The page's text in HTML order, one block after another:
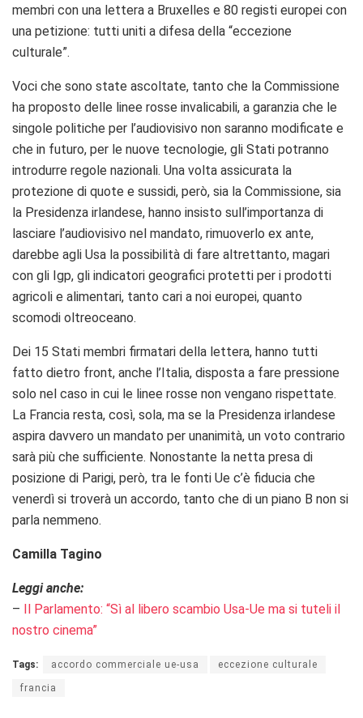
membri con una lettera a Bruxelles e 80 registi europei con
una petizione: tutti uniti a difesa della “eccezione
culturale”.
Voci che sono state ascoltate, tanto che la Commissione
ha proposto delle linee rosse invalicabili, a garanzia che le
singole politiche per l’audiovisivo non saranno modificate e
che in futuro, per le nuove tecnologie, gli Stati potranno
introdurre regole nazionali. Una volta assicurata la
protezione di quote e sussidi, però, sia la Commissione, sia
la Presidenza irlandese, hanno insisto sull’importanza di
lasciare l’audiovisivo nel mandato, rimuoverlo ex ante,
darebbe agli Usa la possibilità di fare altrettanto, magari
con gli Igp, gli indicatori geografici protetti per i prodotti
agricoli e alimentari, tanto cari a noi europei, quanto
scomodi oltreoceano.
Dei 15 Stati membri firmatari della lettera, hanno tutti
fatto dietro front, anche l’Italia, disposta a fare pressione
solo nel caso in cui le linee rosse non vengano rispettate.
La Francia resta, così, sola, ma se la Presidenza irlandese
aspira davvero un mandato per unanimità, un voto contrario
sarà più che sufficiente. Nonostante la netta presa di
posizione di Parigi, però, tra le fonti Ue c’è fiducia che
venerdì si troverà un accordo, tanto che di un piano B non si
parla nemmeno.
Camilla Tagino
Leggi anche:
–
Il Parlamento: “Sì al libero scambio Usa-Ue ma si tuteli il
nostro cinema”
Tags: accordo commerciale ue-usa eccezione culturale
francia